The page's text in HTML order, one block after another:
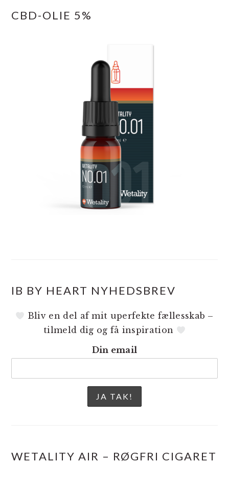
CBD-OLIE 5%
IB BY HEART NYHEDSBREV
Bliv en del af mit uperfekte fællesskab –
tilmeld dig og få inspiration
Din email
WETALITY AIR – RØGFRI CIGARET